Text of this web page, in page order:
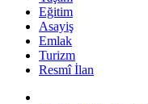
Eğitim
Asayiş
Emlak
Turizm
Resmî İlan